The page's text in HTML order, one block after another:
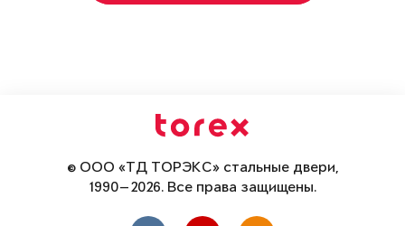
© ООО «ТД ТОРЭКС» стальные двери,
1990—2026. Все права защищены.